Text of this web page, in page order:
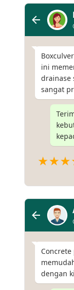
ini
drainase
sangat
dengan